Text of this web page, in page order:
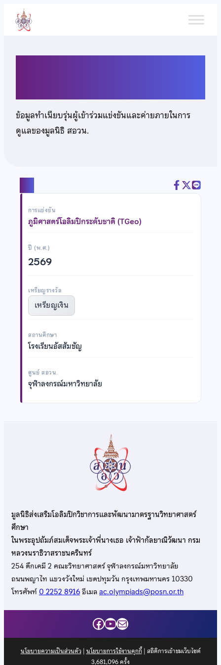
เนื้อหา
ข้อมูลทำเนียบรุ่นผู้เข้าร่วมแข่งขันและค่ายภายในการ
ดูแลของมูลนิธิ สอวน.
การแข่งขัน
ภูมิศาสตร์โอลิมปิกระดับชาติ (TGeo)
ปี (พ.ศ.)
2569
เหรียญรางวัล
เหรียญเงิน
สถานศึกษา
โรงเรียนอัสสัมชัญ
ศูนย์ สอวน.
จุฬาลงกรณ์มหาวิทยาลัย
มูลนิธิส่งเสริมโอลิมปิกวิชาการและพัฒนามาตรฐานวิทยาศาสตร์
ศึกษา
ในพระอุปถัมภ์สมเด็จพระเจ้าพี่นางเธอ เจ้าฟ้ากัลยาณิวัฒนา กรม
หลวงนราธิวาสราชนครินทร์
254 ตึกเคมี 2 คณะวิทยาศาสตร์ จุฬาลงกรณ์มหาวิทยาลัย
ถนนพญาไท แขวงวังใหม่ เขตปทุมวัน กรุงเทพมหานคร 10330
โทรศัพท์0 2252 8916อีเมลac.olympiads@posn.or.th
Facebook
YouTube
Mail
นโยบายความเป็นส่วนตัว| นโยบายการใช้งานคุกกี้| สถิติการเข้าชมเว็บไซต์
3,681,096ครั้ง